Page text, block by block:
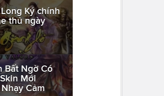
Ký chính
thủ ngày
Bất Ngờ Có
Mới
Cảm